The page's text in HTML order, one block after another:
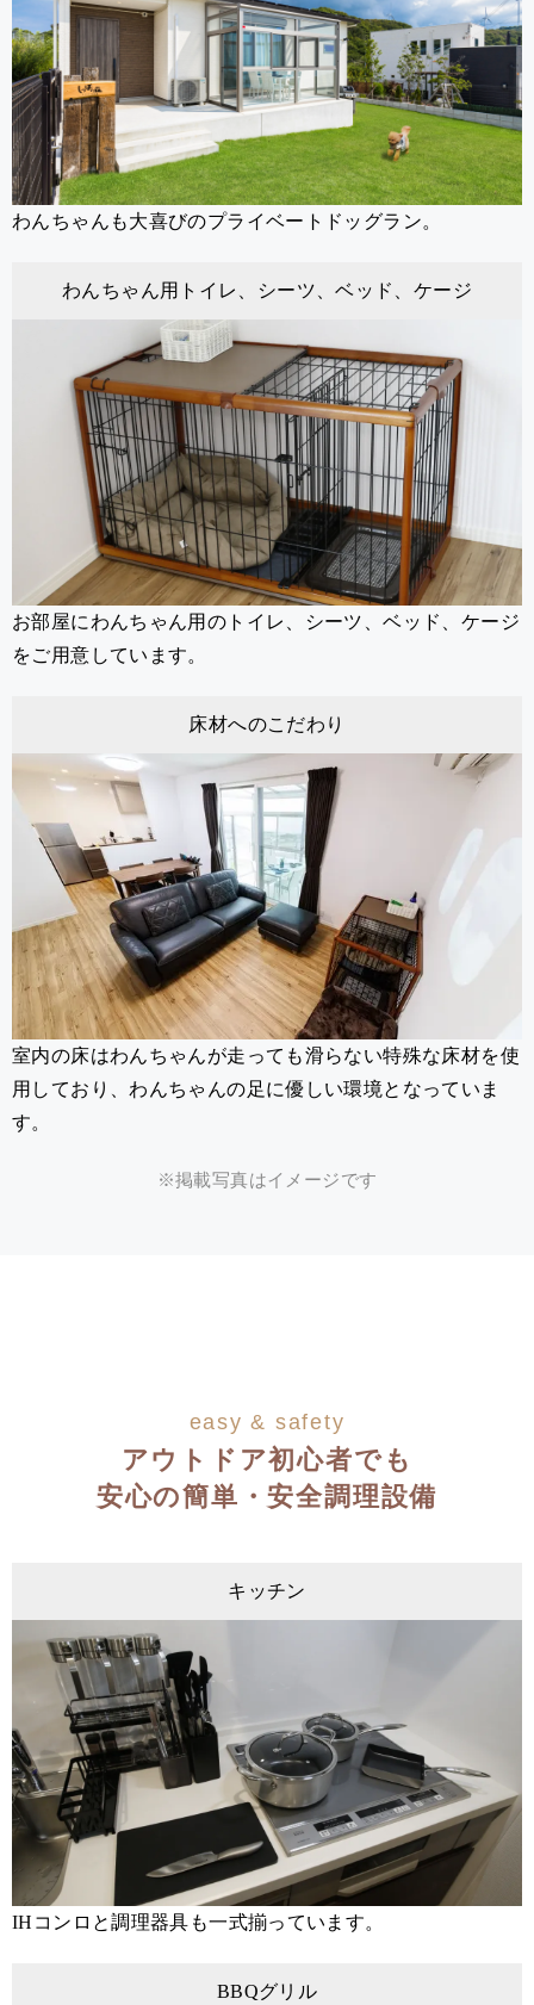
わんちゃんも大喜びのプライベートドッグラン。
わんちゃん用トイレ、シーツ、ベッド、ケージ
お部屋にわんちゃん用のトイレ、シーツ、ベッド、ケージ
をご用意しています。
床材へのこだわり
室内の床はわんちゃんが走っても滑らない特殊な床材を使
用しており、わんちゃんの足に優しい環境となっていま
す。
※掲載写真はイメージです
easy & safety
アウトドア初心者でも
安心の簡単・安全調理設備
キッチン
IHコンロと調理器具も一式揃っています。
BBQグリル